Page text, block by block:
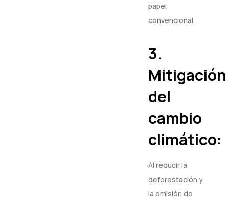
papel
convencional.
3.
Mitigación
del
cambio
climático:
Al reducir la
deforestación y
la emisión de